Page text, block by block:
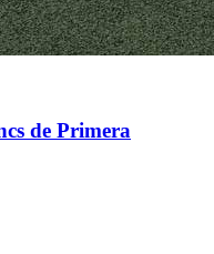
de Primera